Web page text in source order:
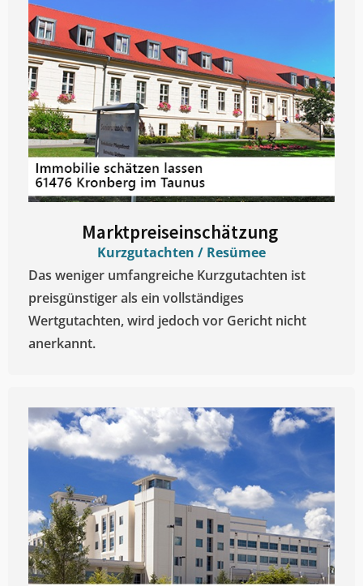
Marktpreiseinschätzung ​
Kurzgutachten / Resümee
Das weniger umfangreiche Kurzgutachten ist
preisgünstiger als ein vollständiges
Wertgutachten, wird jedoch vor Gericht nicht
anerkannt.